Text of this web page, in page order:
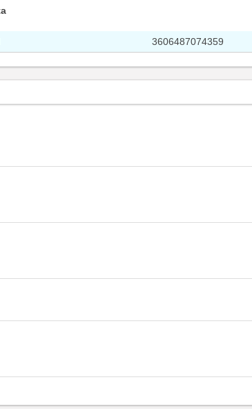
3606487074359